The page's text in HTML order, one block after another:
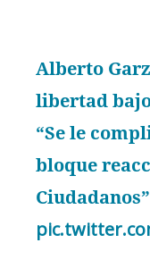
Alberto
libertad
“Se le
bloque
Ciudadanos”